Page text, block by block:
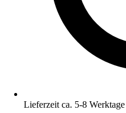
Lieferzeit ca. 5-8 Werktage